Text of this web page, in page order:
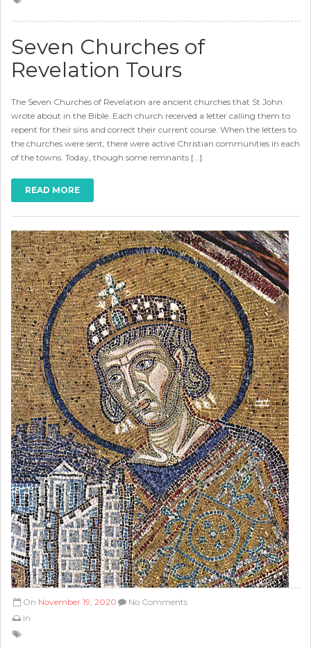
Seven Churches of
Revelation Tours
The Seven Churches of Revelation are ancient churches that St John
wrote about in the Bible. Each church received a letter calling them to
repent for their sins and correct their current course. When the letters to
the churches were sent, there were active Christian communities in each
of the towns. Today, though some remnants […]
READ MORE
On November 19, 2020
In
No Comments